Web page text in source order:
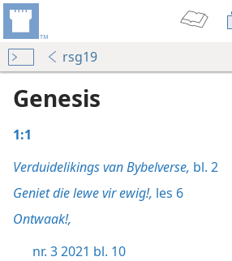
rsg19
Genesis
1:1
Verduidelikings van Bybelverse, bl. 2
Geniet die lewe vir ewig!, les 6
Ontwaak!,
nr. 3 2021 bl. 10